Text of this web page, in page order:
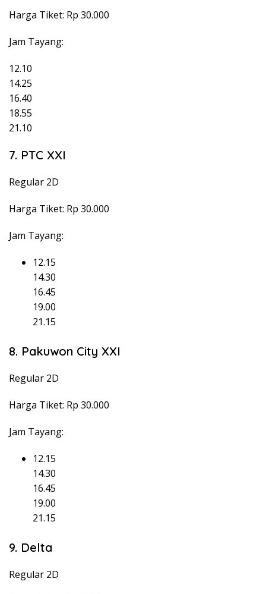
Harga Tiket: Rp 30.000
Jam Tayang:
12.10
14.25
16.40
18.55
21.10
7. PTC XXI
Regular 2D
Harga Tiket: Rp 30.000
Jam Tayang:
12.15
14.30
16.45
19.00
21.15
8. Pakuwon City XXI
Regular 2D
Harga Tiket: Rp 30.000
Jam Tayang:
12.15
14.30
16.45
19.00
21.15
9. Delta
Regular 2D